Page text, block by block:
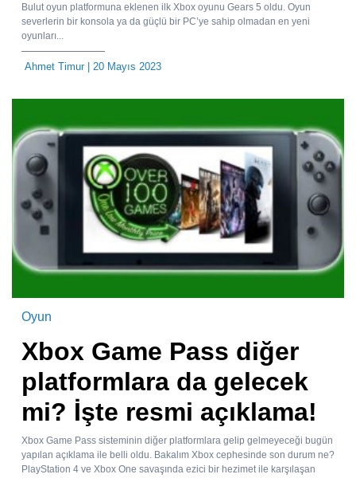
Bulut oyun platformuna eklenen ilk Xbox oyunu Gears 5 oldu. Oyun
severlerin bir konsola ya da güçlü bir PC’ye sahip olmadan en yeni
oyunları...
Ahmet Timur| 20 Mayıs 2023
Oyun
Xbox Game Pass diğer
platformlara da gelecek
mi? İşte resmi açıklama!
Xbox Game Pass sisteminin diğer platformlara gelip gelmeyeceği bugün
yapılan açıklama ile belli oldu. Bakalım Xbox cephesinde son durum ne?
PlayStation 4 ve Xbox One savaşında ezici bir hezimet ile karşılaşan